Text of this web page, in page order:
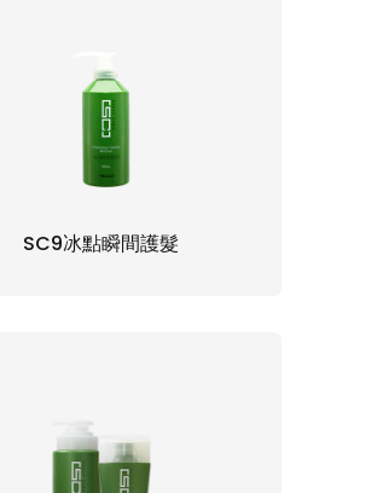
SC9冰點瞬間護髮